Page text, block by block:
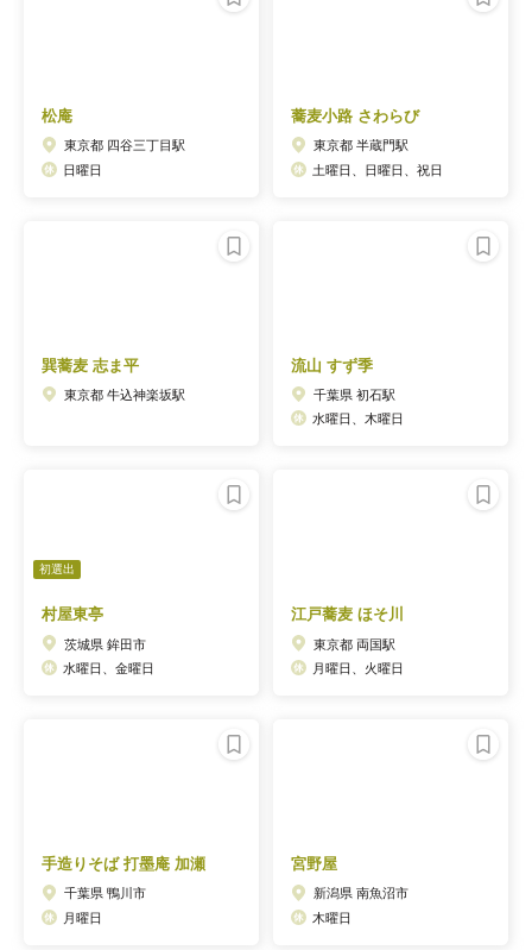
松庵
東京都 四谷三丁目駅
日曜日
蕎麦小路 さわらび
東京都 半蔵門駅
土曜日、日曜日、祝日
巽蕎麦 志ま平
東京都 牛込神楽坂駅
流山 すず季
千葉県 初石駅
水曜日、木曜日
初選出
村屋東亭
茨城県 鉾田市
水曜日、金曜日
江戸蕎麦 ほそ川
東京都 両国駅
月曜日、火曜日
手造りそば 打墨庵 加瀬
千葉県 鴨川市
月曜日
宮野屋
新潟県 南魚沼市
木曜日